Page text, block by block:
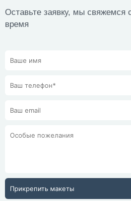
Оставьте заявку, мы
время
Прикрепить макеты